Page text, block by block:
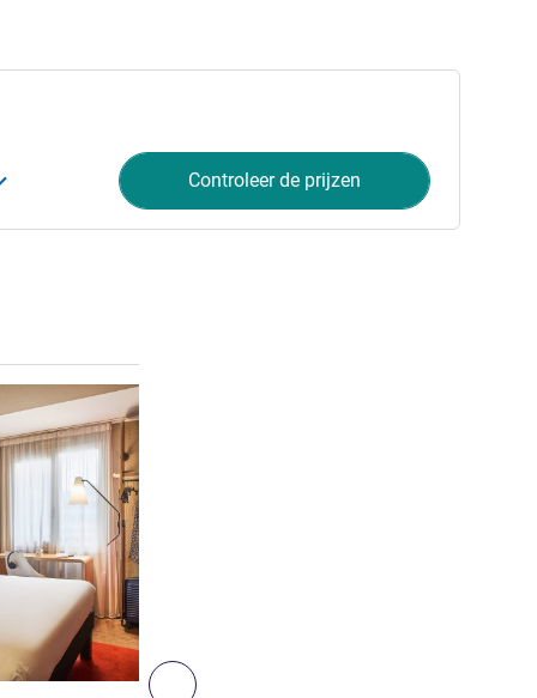
Controleer de prijzen
Volgende - Kamer